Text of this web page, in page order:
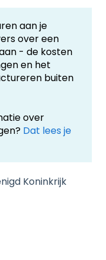
aan je
over een
- de kosten
en het
buiten
over
Dat lees je
Koninkrijk